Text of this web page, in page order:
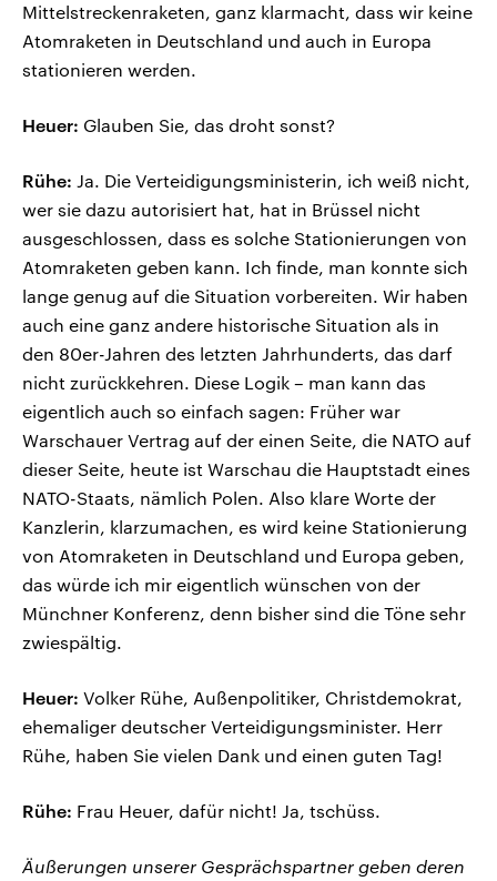
Mittelstreckenraketen, ganz klarmacht, dass wir keine
Atomraketen in Deutschland und auch in Europa
stationieren werden.
Heuer: Glauben Sie, das droht sonst?
Rühe: Ja. Die Verteidigungsministerin, ich weiß nicht,
wer sie dazu autorisiert hat, hat in Brüssel nicht
ausgeschlossen, dass es solche Stationierungen von
Atomraketen geben kann. Ich finde, man konnte sich
lange genug auf die Situation vorbereiten. Wir haben
auch eine ganz andere historische Situation als in
den 80er-Jahren des letzten Jahrhunderts, das darf
nicht zurückkehren. Diese Logik – man kann das
eigentlich auch so einfach sagen: Früher war
Warschauer Vertrag auf der einen Seite, die NATO auf
dieser Seite, heute ist Warschau die Hauptstadt eines
NATO-Staats, nämlich Polen. Also klare Worte der
Kanzlerin, klarzumachen, es wird keine Stationierung
von Atomraketen in Deutschland und Europa geben,
das würde ich mir eigentlich wünschen von der
Münchner Konferenz, denn bisher sind die Töne sehr
zwiespältig.
Heuer: Volker Rühe, Außenpolitiker, Christdemokrat,
ehemaliger deutscher Verteidigungsminister. Herr
Rühe, haben Sie vielen Dank und einen guten Tag!
Rühe: Frau Heuer, dafür nicht! Ja, tschüss.
Äußerungen unserer Gesprächspartner geben deren